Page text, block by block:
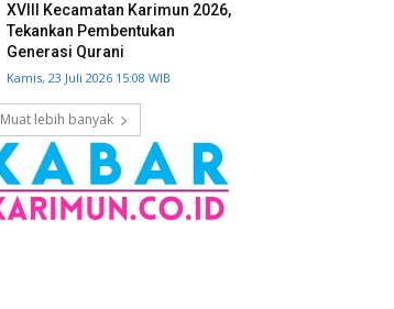
XVIII Kecamatan Karimun 2026,
Tekankan Pembentukan
Generasi Qurani
Kamis, 23 Juli 2026 15:08 WIB
Muat lebih banyak